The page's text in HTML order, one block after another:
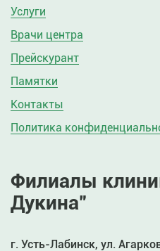
Услуги
Врачи центра
Прейскурант
Памятки
Контакты
Политика
Филиалы
Дукина”
г. Усть-Лабинск, ул.